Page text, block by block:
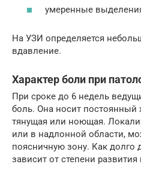
умеренные
На УЗИ определяется
вдавление.
Характер боли при
При сроке до 6 недель
боль. Она носит постоянный
тянущая или ноющая.
или в надлонной области,
поясничную зону. Как долго
зависит от степени